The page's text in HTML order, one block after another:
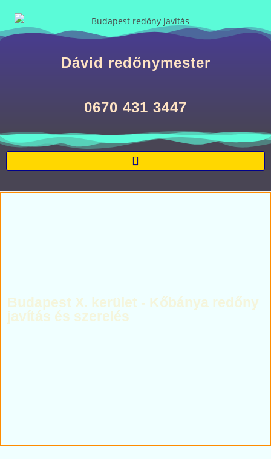
Dávid redőnymester
0670 431 3447
Budapest X. kerület - Kőbánya redőny
javítás és szerelés